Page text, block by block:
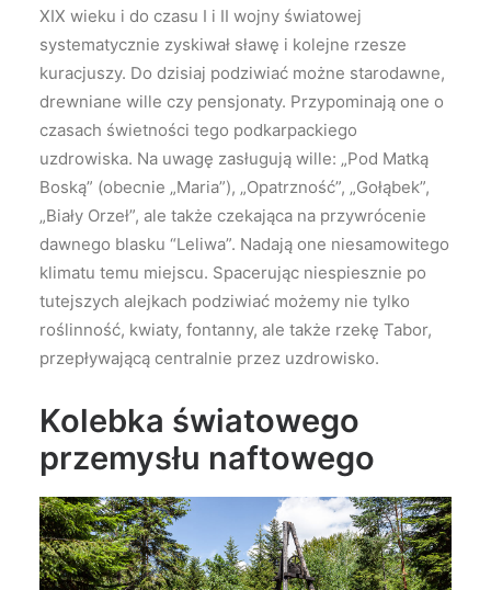
XIX wieku i do czasu I i II wojny światowej
systematycznie zyskiwał sławę i kolejne rzesze
kuracjuszy. Do dzisiaj podziwiać możne starodawne,
drewniane wille czy pensjonaty. Przypominają one o
czasach świetności tego podkarpackiego
uzdrowiska. Na uwagę zasługują wille: „Pod Matką
Boską” (obecnie „Maria”), „Opatrzność”, „Gołąbek”,
„Biały Orzeł”, ale także czekająca na przywrócenie
dawnego blasku “Leliwa”. Nadają one niesamowitego
klimatu temu miejscu. Spacerując niespiesznie po
tutejszych alejkach podziwiać możemy nie tylko
roślinność, kwiaty, fontanny, ale także rzekę Tabor,
przepływającą centralnie przez uzdrowisko.
Kolebka światowego
przemysłu naftowego